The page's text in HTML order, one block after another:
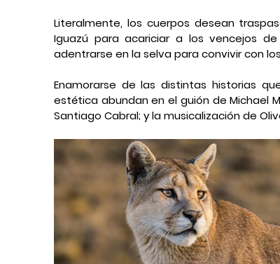
Literalmente, los cuerpos desean
Iguazú para acariciar a los vencejos
adentrarse en la selva para convivir con
Enamorarse de las distintas historias
estética abundan en el guión de Michael
Santiago Cabral; y la musicalización de